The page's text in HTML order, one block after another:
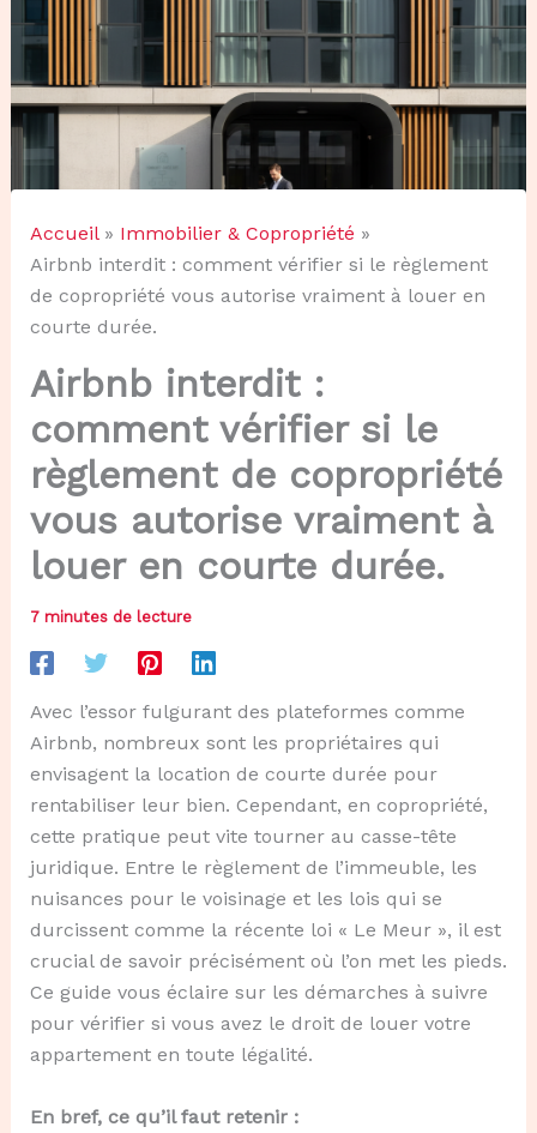
Accueil
Immobilier & Copropriété
Airbnb interdit : comment vérifier si le règlement
de copropriété vous autorise vraiment à louer en
courte durée.
Airbnb interdit :
comment vérifier si le
règlement de copropriété
vous autorise vraiment à
louer en courte durée.
7 minutes de lecture
Avec l’essor fulgurant des plateformes comme
Airbnb, nombreux sont les propriétaires qui
envisagent la location de courte durée pour
rentabiliser leur bien. Cependant, en copropriété,
cette pratique peut vite tourner au casse-tête
juridique. Entre le règlement de l’immeuble, les
nuisances pour le voisinage et les lois qui se
durcissent comme la récente loi « Le Meur », il est
crucial de savoir précisément où l’on met les pieds.
Ce guide vous éclaire sur les démarches à suivre
pour vérifier si vous avez le droit de louer votre
appartement en toute légalité.
En bref, ce qu’il faut retenir :